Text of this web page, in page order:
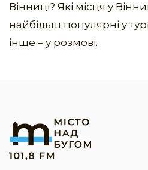
Вінниці? Які місця у
найбільш популярні у
інше – у розмові.